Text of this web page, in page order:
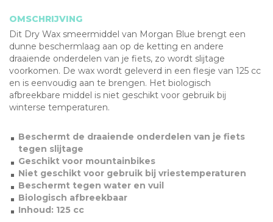
OMSCHRIJVING
Dit Dry Wax smeermiddel van Morgan Blue brengt een
dunne beschermlaag aan op de ketting en andere
draaiende onderdelen van je fiets, zo wordt slijtage
voorkomen. De wax wordt geleverd in een flesje van 125 cc
en is eenvoudig aan te brengen. Het biologisch
afbreekbare middel is niet geschikt voor gebruik bij
winterse temperaturen.
Beschermt de draaiende onderdelen van je fiets
tegen slijtage
Geschikt voor mountainbikes
Niet geschikt voor gebruik bij vriestemperaturen
Beschermt tegen water en vuil
Biologisch afbreekbaar
Inhoud: 125 cc